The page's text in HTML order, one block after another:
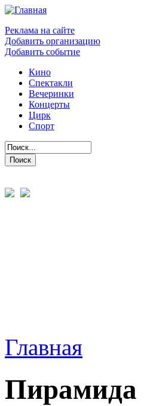
Реклама на сайте
Добавить организацию
Добавить событие
Кино
Спектакли
Вечеринки
Концерты
Цирк
Спорт
Главная
Пирамида